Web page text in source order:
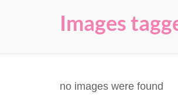
Images
no images were found